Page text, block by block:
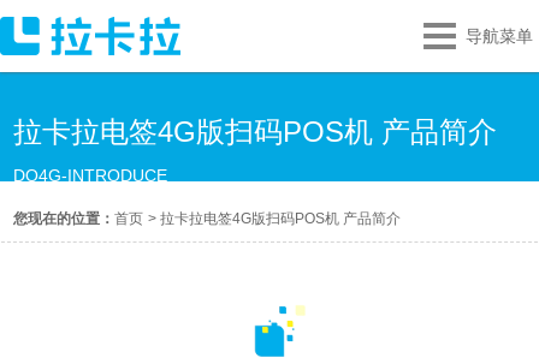
导航菜单
拉卡拉电签4G版扫码POS机 产品简介
DQ4G-INTRODUCE
您现在的位置：首页 >拉卡拉电签4G版扫码POS机 产品简介